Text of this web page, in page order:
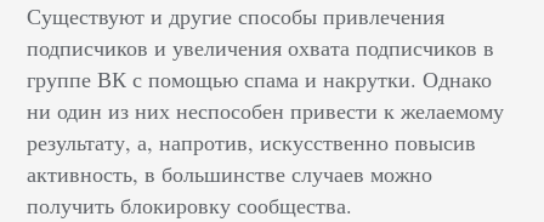
Существуют и другие способы привлечения
подписчиков и увеличения охвата подписчиков в
группе ВК с помощью спама и накрутки. Однако
ни один из них неспособен привести к желаемому
результату, а, напротив, искусственно повысив
активность, в большинстве случаев можно
получить блокировку сообщества.